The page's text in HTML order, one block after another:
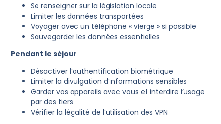
Se renseigner sur la législation locale
Limiter les données transportées
Voyager avec un téléphone « vierge » si possible
Sauvegarder les données essentielles
Pendant le séjour
Désactiver l’authentification biométrique
Limiter la divulgation d’informations sensibles
Garder vos appareils avec vous et interdire l’usage
par des tiers
Vérifier la légalité de l’utilisation des VPN